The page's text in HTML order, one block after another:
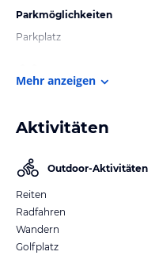
Parkmöglichkeiten
Parkplatz
Mehr anzeigen
Aktivitäten
Outdoor-Aktivitäten
Reiten
Radfahren
Wandern
Golfplatz